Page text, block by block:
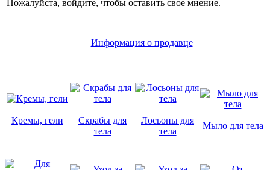
Пожалуйста, войдите, чтобы оставить свое мнение.
Информация о продавце
Кремы, гели
Скрабы для
тела
Лосьоны для
тела
Мыло для тела